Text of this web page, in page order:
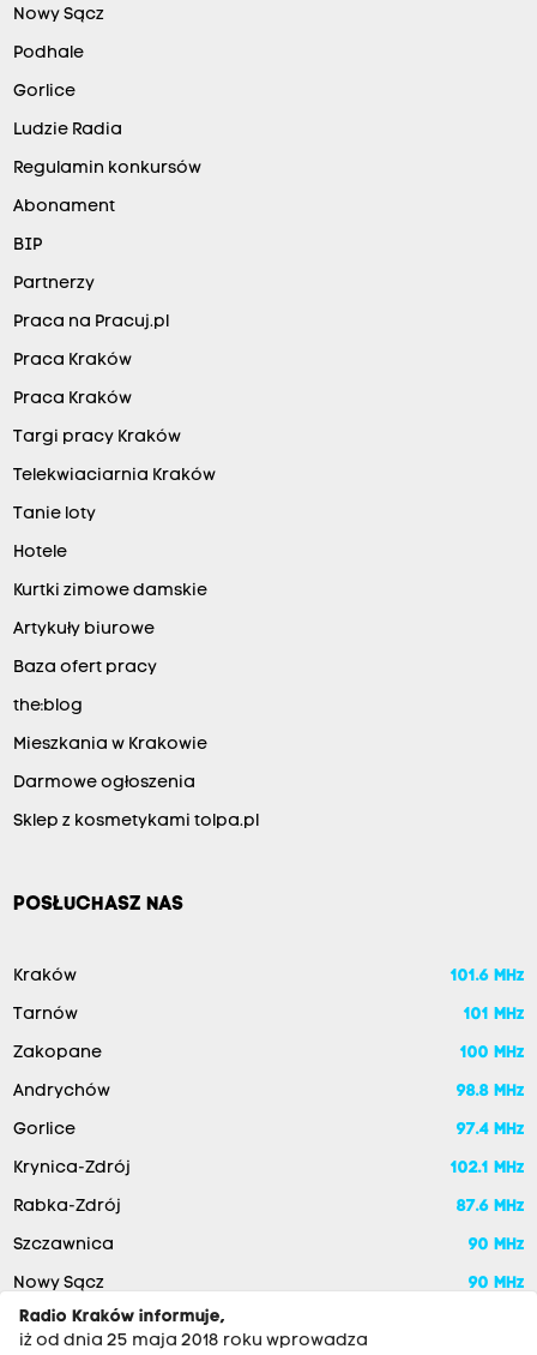
Nowy Sącz
Podhale
Gorlice
Ludzie Radia
Regulamin konkursów
Abonament
BIP
Partnerzy
Praca na Pracuj.pl
Praca Kraków
Praca Kraków
Targi pracy Kraków
Telekwiaciarnia Kraków
Tanie loty
Hotele
Kurtki zimowe damskie
Artykuły biurowe
Baza ofert pracy
the:blog
Mieszkania w Krakowie
Darmowe ogłoszenia
Sklep z kosmetykami tolpa.pl
POSŁUCHASZ NAS
Kraków 101.6 MHz
Tarnów 101 MHz
Zakopane 100 MHz
Andrychów 98.8 MHz
Gorlice 97.4 MHz
Krynica-Zdrój 102.1 MHz
Rabka-Zdrój 87.6 MHz
Szczawnica 90 MHz
Nowy Sącz
90 MHz
Radio Kraków informuje,
iż od dnia 25 maja 2018 roku wprowadza